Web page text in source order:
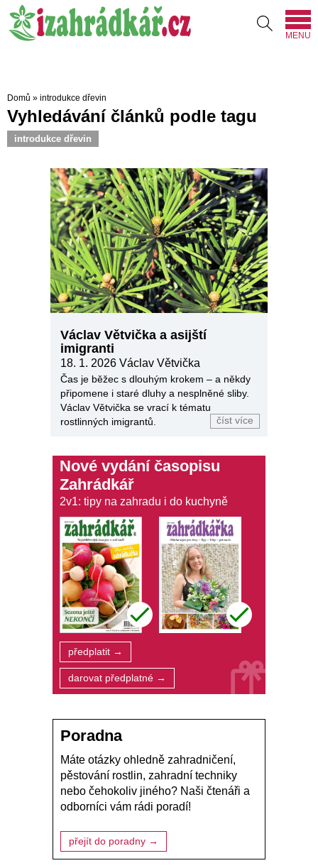
MENU
Domů » introdukce dřevin
Vyhledávání článků podle tagu
introdukce dřevin
Václav Větvička a asijští
imigranti
18. 1. 2026 Václav Větvička
Čas je běžec s dlouhým krokem – a někdy
připomene i staré dluhy a nesplněné sliby.
Václav Větvička se vrací k tématu
rostlinných imigrantů.
číst více
Nové vydání časopisu
Zahrádkář
2v1: tipy na zahradu i do kuchyně
předplatit →
darovat předplatné →
Poradna
Máte otázky ohledně zahradničení,
pěstování rostlin, zahradní techniky
nebo čehokoliv jiného? Naši čtenáři a
odborníci vám rádi poradí!
přejít do poradny →